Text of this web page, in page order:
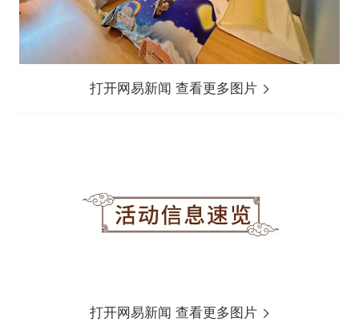
打开网易新闻 查看更多图片
打开网易新闻 查看更多图片